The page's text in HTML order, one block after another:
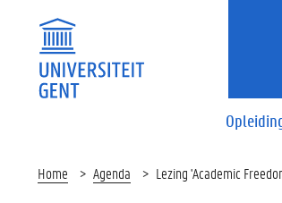
Home Agenda Lezing 'Academic